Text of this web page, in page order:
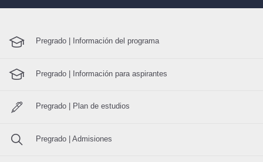
Pregrado | Información del programa
Pregrado | Información para aspirantes
Pregrado | Plan de estudios
Pregrado | Admisiones